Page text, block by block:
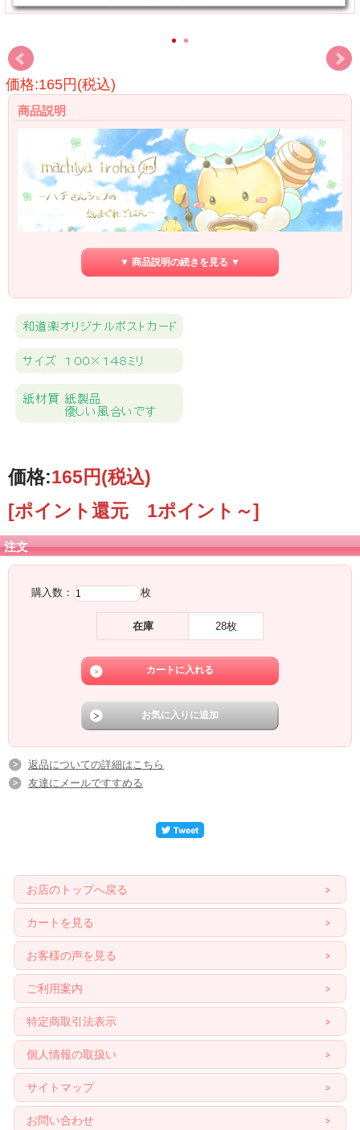
価格:165円(税込)
商品説明
▼ 商品説明の続きを見る ▼
価格:165円(税込)
[ポイント還元 1ポイント～]
注文
購入数： 枚
在庫 28枚
返品についての詳細はこちら
友達にメールですすめる
お店のトップへ戻る
カートを見る
お客様の声を見る
ご利用案内
特定商取引法表示
個人情報の取扱い
サイトマップ
お問い合わせ